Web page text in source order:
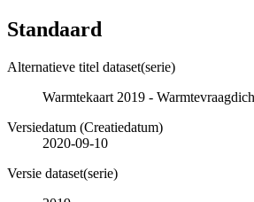
Standaard
Alternatieve titel dataset(serie)
Warmtekaart 2019 -
Versiedatum (Creatiedatum)
2020-09-10
Versie dataset(serie)